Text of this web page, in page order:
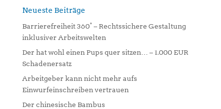
n
v
e
:
Neueste Beiträge
Barrierefreiheit 360° – Rechtssichere Gestaltung
inklusiver Arbeitswelten
Der hat wohl einen Pups quer sitzen… – 1.000 EUR
Schadenersatz
Arbeitgeber kann nicht mehr aufs
Einwurfeinschreiben vertrauen
Der chinesische Bambus